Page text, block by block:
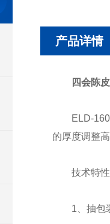
产品详情
四会陈
ELD-1600
的厚度调整
技术特性
1、抽包装